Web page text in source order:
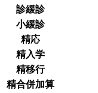
診緩診
小緩診
精応
精入学
精移行
精合併加算